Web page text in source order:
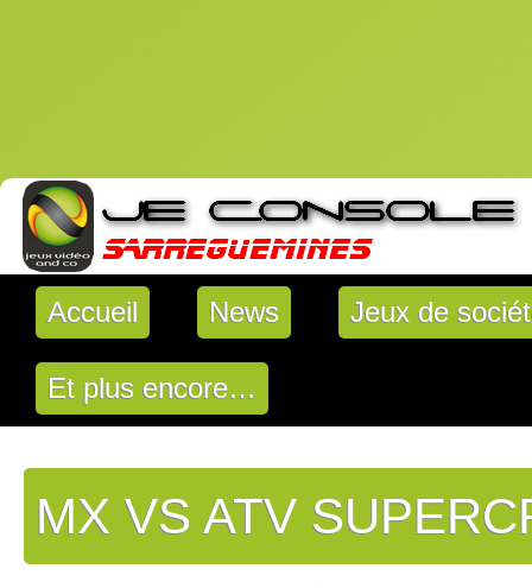
Accueil News Jeux de
Et plus encore…
MX VS ATV